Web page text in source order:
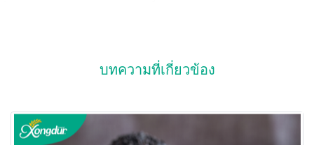
บทความที่เกี่ยวข้อง